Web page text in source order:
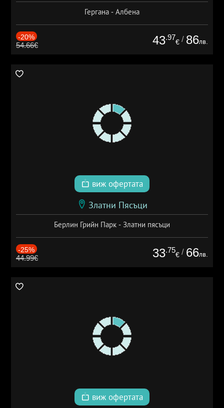
Гергана - Албена
-20%
54.66€ 43.97
€ / 86лв.
виж офертата
Златни Пясъци
Берлин Грийн Парк - Златни пясъци
-25%
44.99€ 33.75
€ / 66лв.
виж офертата